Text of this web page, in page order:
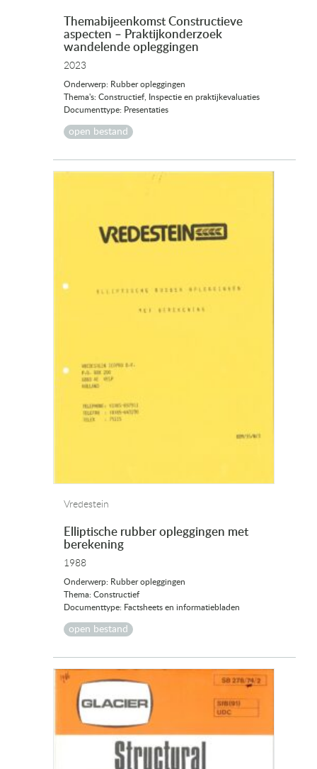
Themabijeenkomst Constructieve
aspecten – Praktijkonderzoek
wandelende opleggingen
2023
Onderwerp: Rubber opleggingen
Thema's: Constructief, Inspectie en praktijkevaluaties
Documenttype: Presentaties
open bestand
Vredestein
Elliptische rubber opleggingen met
berekening
1988
Onderwerp: Rubber opleggingen
Thema: Constructief
Documenttype: Factsheets en informatiebladen
open bestand